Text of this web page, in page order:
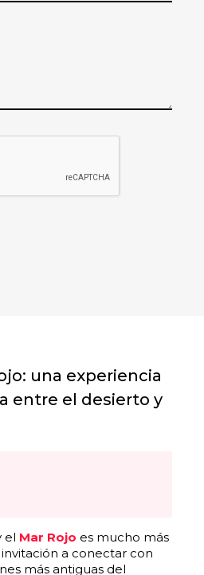
una experiencia
entre el desierto y
el Mar Rojo es mucho más
a conectar con
más antiguas del